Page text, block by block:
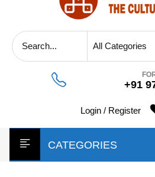
+91
Login / Register
CATEGORIES